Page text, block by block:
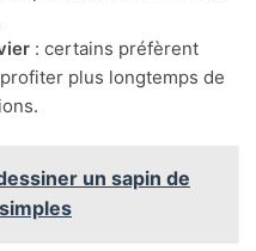
: certains préfèrent
plus longtemps de
un sapin de